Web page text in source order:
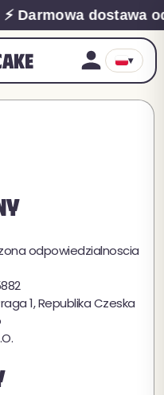
⚡ Darmowa dostawa
▾
odpowiedzialnoscia
1, Republika Czeska